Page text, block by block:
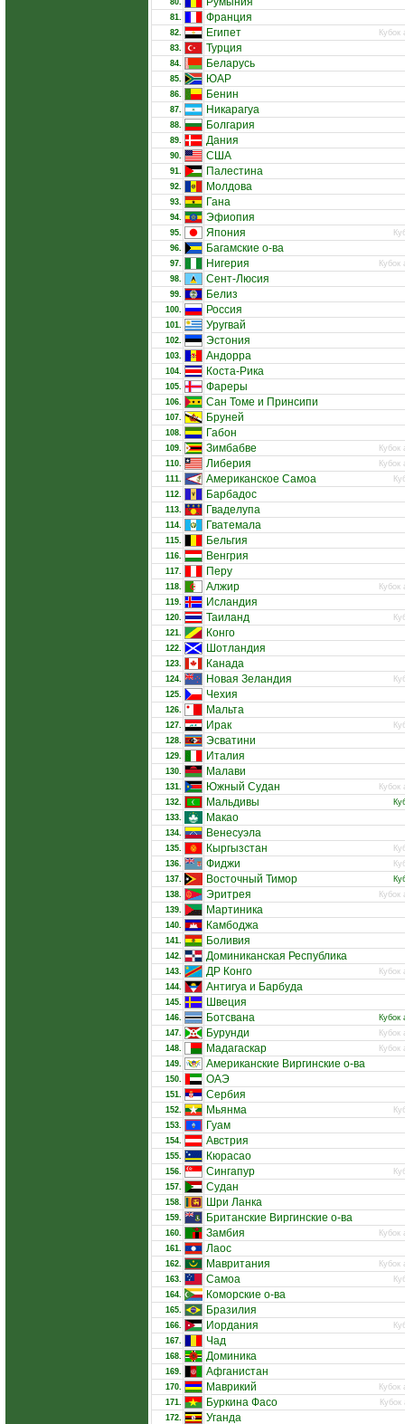
80.
81. Франция
82. Египет
Кубок
83.
Турция
84. Беларусь
85. ЮАР
86. Бенин
87. Никарагуа
88. Болгария
89. Дания
90. США
91. Палестина
92. Молдова
93. Гана
94. Эфиопия
95. Япония
96.
Багамские о-ва
97. Нигерия
Кубок
98.
Сент-Люсия
99. Белиз
100. Россия
101. Уругвай
102. Эстония
103. Андорра
104. Коста-Рика
105. Фареры
106. Сан Томе и Принсипи
107. Бруней
108. Габон
109. Зимбабве
Кубок
110.
Либерия
Кубок
111.
Американское Самоа
112.
Барбадос
113. Гваделупа
114. Гватемала
115. Бельгия
116. Венгрия
117. Перу
118. Алжир
Кубок
119.
Исландия
120. Таиланд
121.
Конго
122. Шотландия
123. Канада
124. Новая Зеландия
125.
Чехия
126. Мальта
127. Ирак
128.
Эсватини
129. Италия
130. Малави
131. Южный Судан
Кубок
132.
Мальдивы
133.
Макао
134. Венесуэла
135. Кыргызстан
136.
Фиджи
137.
Восточный Тимор
138.
Эритрея
Кубок
139.
Мартиника
140. Камбоджа
141. Боливия
142. Доминиканская Республика
143. ДР Конго
Кубок
144.
Антигуа и Барбуда
145. Швеция
146. Ботсвана
Кубок
147.
Бурунди
Кубок
148.
Мадагаскар
Кубок
149.
Американские Виргинские о-ва
150. ОАЭ
151. Сербия
152. Мьянма
153.
Гуам
154. Австрия
155. Кюрасао
156. Сингапур
157.
Судан
158. Шри Ланка
159. Британские Виргинские о-ва
160. Замбия
Кубок
161.
Лаос
162. Мавритания
Кубок
163.
Самоа
164.
Коморские о-ва
165. Бразилия
166. Иордания
167.
Чад
168. Доминика
169. Афганистан
170. Маврикий
Кубок
171.
Буркина Фасо
172.
Уганда